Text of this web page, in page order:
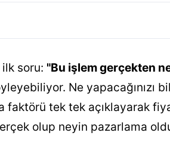
ilk soru: "Bu işlem gerçekten
Ne yapacağınızı
tek tek açıklayarak
olup neyin pazarlama